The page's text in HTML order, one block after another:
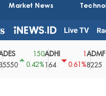
Market News
150
0.42%
ADHI
164
0.61%
ADMF
8225
75